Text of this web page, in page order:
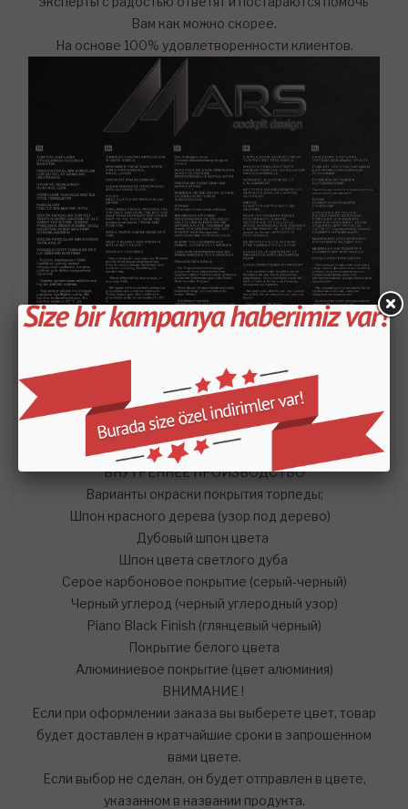
Вам как можно скорее.
На основе 100% удовлетворенности клиентов.
Удобный ВОЗВРАТ и ОБМЕН
ВНУТРЕННЕЕ ПРОИЗВОДСТВО
Варианты окраски покрытия торпеды;
Шпон красного дерева (узор под дерево)
Дубовый шпон цвета
Шпон цвета светлого дуба
Серое карбоновое покрытие (серый-черный)
Черный углерод (черный углеродный узор)
Piano Black Finish (глянцевый черный)
Покрытие белого цвета
Алюминиевое покрытие (цвет алюминия)
ВНИМАНИЕ !
Если при оформлении заказа вы выберете цвет, товар
будет доставлен в кратчайшие сроки в запрошенном
вами цвете.
Если выбор не сделан, он будет отправлен в цвете,
указанном в названии продукта.